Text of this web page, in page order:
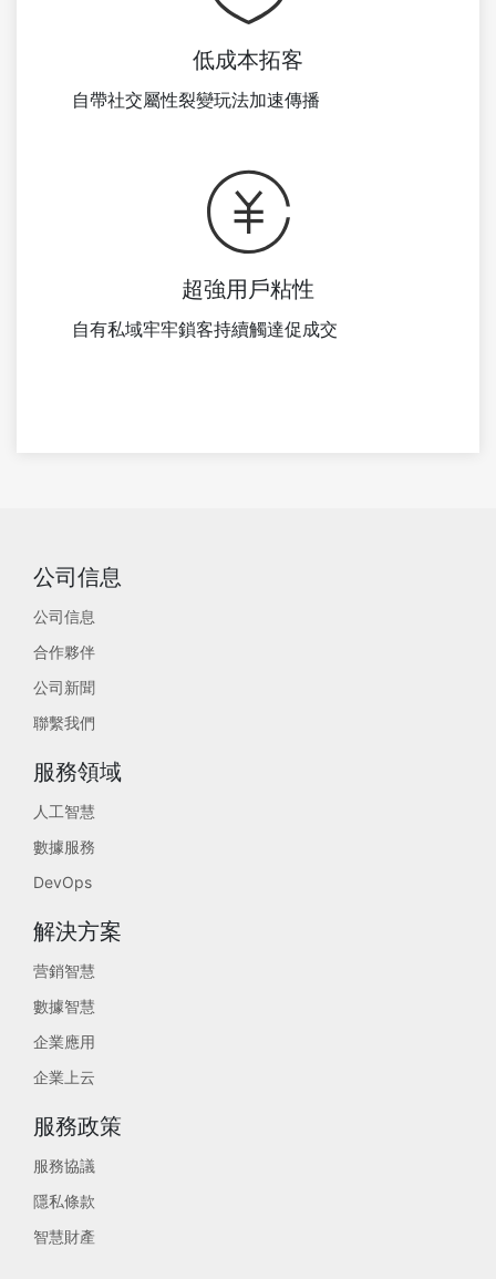
低成本拓客
自帶社交屬性裂變玩法加速傳播
超強用戶粘性
自有私域牢牢鎖客持續觸達促成交
公司信息
公司信息
合作夥伴
公司新聞
聯繫我們
服務領域
人工智慧
數據服務
DevOps
解決方案
营銷智慧
數據智慧
企業應用
企業上云
服務政策
服務協議
隱私條款
智慧財產